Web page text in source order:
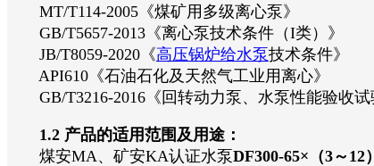
MT/T114-2005《煤矿用多级离心泵》
GB/T5657-2013《离心泵技术条件（I类）》
JB/T8059-2020《高压锅炉给水泵技术条件》
API610《石油石化及天然气工业用离心》
GB/T3216-2016《回转动力泵、水泵性能验收试
1.2 产品的适用范围及用途：
煤安MA、矿安KA认证水泵DF300-65×（3～12